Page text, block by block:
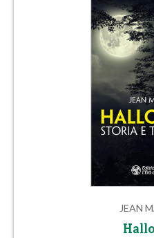
JEAN